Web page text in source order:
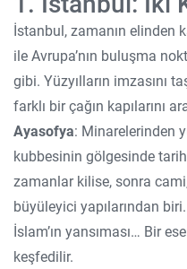
İstanbul, zamanın elinden
ile Avrupa’nın buluşma
gibi. Yüzyılların imzasını
farklı bir çağın kapılarını
Ayasofya: Minarelerinden
kubbesinin gölgesinde
zamanlar kilise, sonra
büyüleyici yapılarından
İslam’ın yansıması… Bir
keşfedilir.